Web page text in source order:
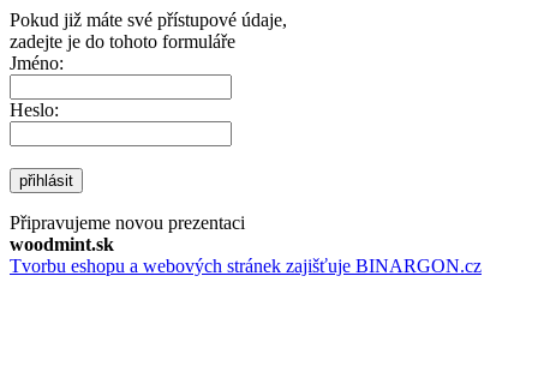
Pokud již máte své přístupové údaje,
zadejte je do tohoto formuláře
Jméno:
Heslo:
přihlásit
Připravujeme novou prezentaci
woodmint.sk
Tvorbu eshopu a webových stránek zajišťuje BINARGON.cz